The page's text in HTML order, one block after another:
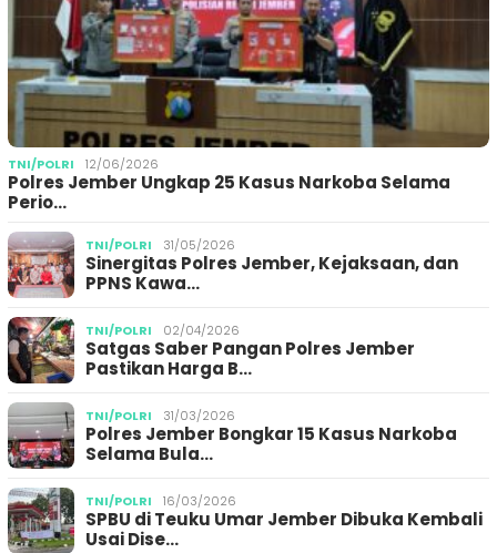
TNI/POLRI 12/06/2026
Polres Jember Ungkap 25 Kasus Narkoba Selama
Perio…
TNI/POLRI 31/05/2026
Sinergitas Polres Jember, Kejaksaan, dan
PPNS Kawa…
TNI/POLRI 02/04/2026
Satgas Saber Pangan Polres Jember
Pastikan Harga B…
TNI/POLRI 31/03/2026
Polres Jember Bongkar 15 Kasus Narkoba
Selama Bula…
TNI/POLRI 16/03/2026
SPBU di Teuku Umar Jember Dibuka Kembali
Usai Dise…